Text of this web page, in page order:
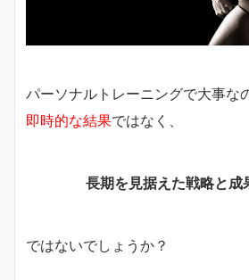
パーソナルトレーニングで大事な
即時的な結果ではなく、
長期を見据えた戦略と成
ではないでしょうか？